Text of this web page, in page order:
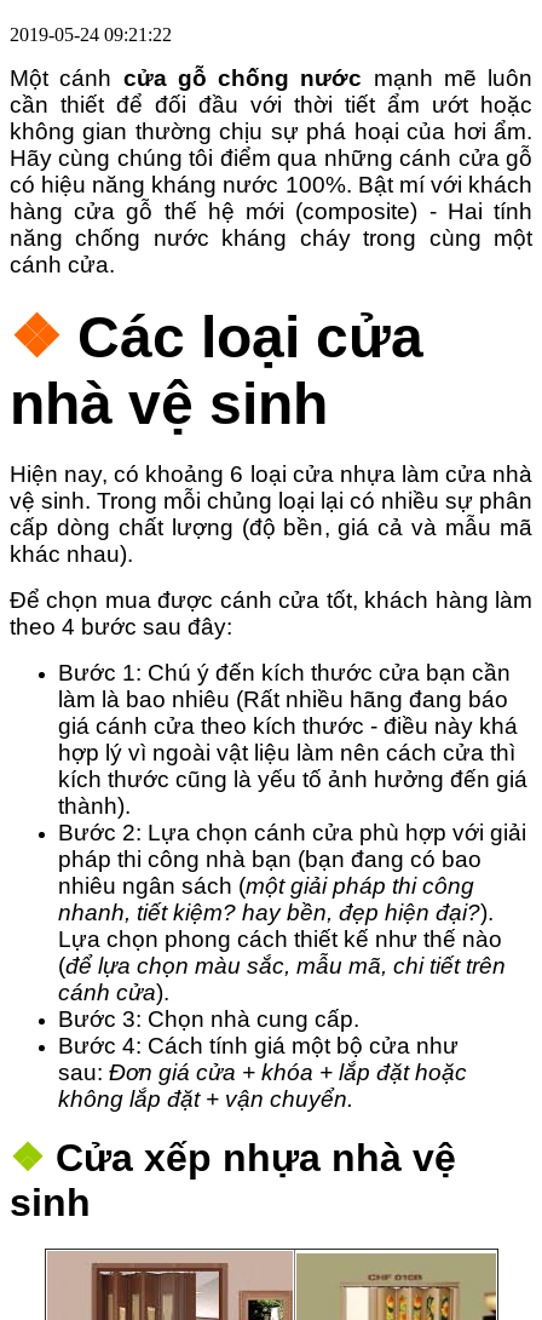
2019-05-24 09:21:22
Một cánh cửa gỗ chống nước mạnh mẽ luôn
cần thiết để đối đầu với thời tiết ẩm ướt hoặc
không gian thường chịu sự phá hoại của hơi ẩm.
Hãy cùng chúng tôi điểm qua những cánh cửa gỗ
có hiệu năng kháng nước 100%. Bật mí với khách
hàng cửa gỗ thế hệ mới (composite) - Hai tính
năng chống nước kháng cháy trong cùng một
cánh cửa.
❖ Các loại cửa
nhà vệ sinh
Hiện nay, có khoảng 6 loại cửa nhựa làm cửa nhà
vệ sinh. Trong mỗi chủng loại lại có nhiều sự phân
cấp dòng chất lượng (độ bền, giá cả và mẫu mã
khác nhau).
Để chọn mua được cánh cửa tốt, khách hàng làm
theo 4 bước sau đây:
Bước 1: Chú ý đến kích thước cửa bạn cần
làm là bao nhiêu (Rất nhiều hãng đang báo
giá cánh cửa theo kích thước - điều này khá
hợp lý vì ngoài vật liệu làm nên cách cửa thì
kích thước cũng là yếu tố ảnh hưởng đến giá
thành).
Bước 2: Lựa chọn cánh cửa phù hợp với giải
pháp thi công nhà bạn (bạn đang có bao
nhiêu ngân sách (một giải pháp thi công
nhanh, tiết kiệm? hay bền, đẹp hiện đại?).
Lựa chọn phong cách thiết kế như thế nào
(để lựa chọn màu sắc, mẫu mã, chi tiết trên
cánh cửa).
Bước 3: Chọn nhà cung cấp.
Bước 4: Cách tính giá một bộ cửa như
sau: Đơn giá cửa + khóa + lắp đặt hoặc
không lắp đặt + vận chuyển.
❖ Cửa xếp nhựa nhà vệ
sinh